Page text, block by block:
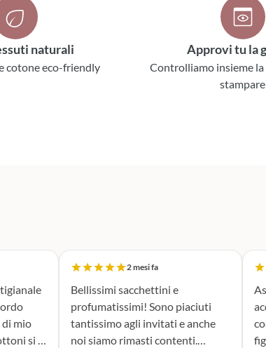
naturali
cotone eco-friendly
Approvi tu la
Controlliamo insieme la
stampare
di mio
2 mesi fa
Bellissimi sacchettini e
profumatissimi! Sono piaciuti
tantissimo agli invitati e anche
noi siamo rimasti contenti.
figlia.